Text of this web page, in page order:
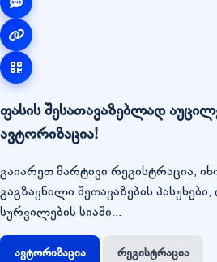
ფასის შესათავაზებლად
ავტორიზაცია!
გაიარეთ მარტივი რეგისტრაცია,
გაგზავნილი შეთავაზების
სურვილების სიაში...
ავტორიზაცია რეგისტრაცია